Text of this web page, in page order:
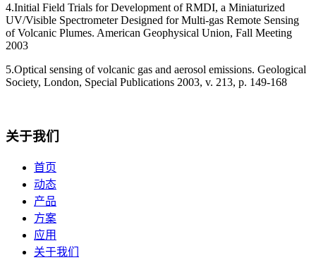
4.Initial Field Trials for Development of RMDI, a Miniaturized
UV/Visible Spectrometer Designed for Multi-gas Remote Sensing
of Volcanic Plumes. American Geophysical Union, Fall Meeting
2003
5.Optical sensing of volcanic gas and aerosol emissions. Geological
Society, London, Special Publications 2003, v. 213, p. 149-168
关于我们
首页
动态
产品
方案
应用
关于我们